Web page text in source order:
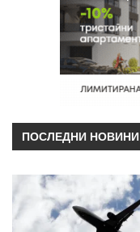
ПОСЛЕДНИ НОВИНИ